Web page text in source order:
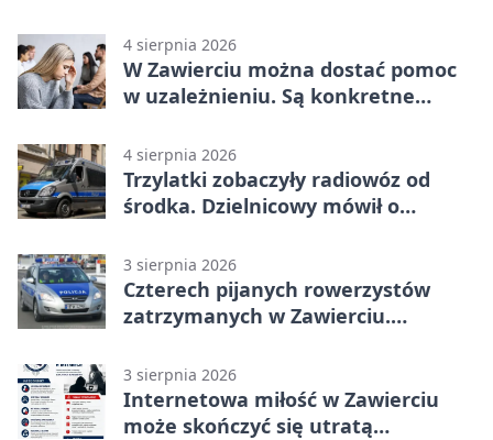
4 sierpnia 2026
W Zawierciu można dostać pomoc
w uzależnieniu. Są konkretne
4 sierpnia 2026
Trzylatki zobaczyły radiowóz od
środka. Dzielnicowy mówił o
3 sierpnia 2026
Czterech pijanych rowerzystów
zatrzymanych w Zawierciu.
3 sierpnia 2026
Internetowa miłość w Zawierciu
może skończyć się utratą